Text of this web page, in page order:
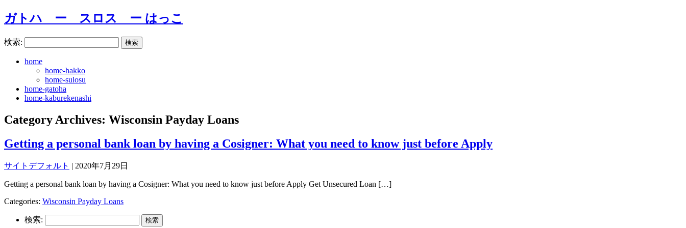
ガトハ ー スロス ー はっこ
検索:
home
home-hakko
home-sulosu
home-gatoha
home-kaburekenashi
Category Archives: Wisconsin Payday Loans
Getting a personal bank loan by having a Cosigner: What you need to know just before Apply
サイトデフォルト | 2020年7月29日
Getting a personal bank loan by having a Cosigner: What you need to know just before Apply Get Unsecured Loan […]
Categories: Wisconsin Payday Loans
検索: